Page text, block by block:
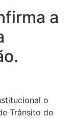
a
o
Trânsito do